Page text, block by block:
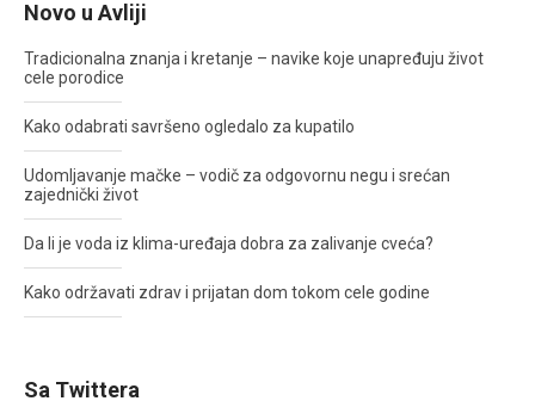
Novo u Avliji
Tradicionalna znanja i kretanje – navike koje unapređuju život
cele porodice
Kako odabrati savršeno ogledalo za kupatilo
Udomljavanje mačke – vodič za odgovornu negu i srećan
zajednički život
Da li je voda iz klima-uređaja dobra za zalivanje cveća?
Kako održavati zdrav i prijatan dom tokom cele godine
Sa Twittera